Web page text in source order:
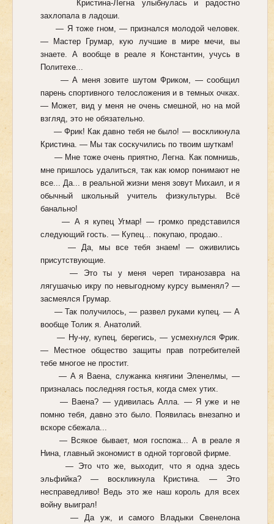
Кристина-Легна улыбнулась и радостно
захлопала в ладоши.
— Я тоже гном, — признался молодой человек.
— Мастер Грумар, кую лучшие в мире мечи, вы
знаете. А вообще в реале я Константин, учусь в
Политехе...
— А меня зовите шутом Фриком, — сообщил
парень спортивного телосложения и в темных очках.
— Может, вид у меня не очень смешной, но на мой
взгляд, это не обязательно.
— Фрик! Как давно тебя не было! — воскликнула
Кристина. — Мы так соскучились по твоим шуткам!
— Мне тоже очень приятно, Легна. Как помнишь,
мне пришлось удалиться, так как юмор понимают не
все... Да... в реальной жизни меня зовут Михаил, и я
обычный школьный учитель физкультуры. Всё
банально!
— А я купец Угмар! — громко представился
следующий гость. — Купец... покупаю, продаю..
— Да, мы все тебя знаем! — оживились
присутствующие.
— Это ты у меня череп тиранозавра на
лягушачью икру по невыгодному курсу выменял? —
засмеялся Грумар.
— Так получилось, — развел руками купец. — А
вообще Толик я. Анатолий.
— Ну-ну, купец, берегись, — усмехнулся Фрик.
— Местное общество защиты прав потребителей
тебе многое не простит.
— А я Ваена, служанка княгини Эленелмы, —
призналась последняя гостья, когда смех утих.
— Ваена? — удивилась Алла. — Я уже и не
помню тебя, давно это было. Появилась внезапно и
вскоре сбежала...
— Всякое бывает, моя госпожа... А в реале я
Нина, главный экономист в одной торговой фирме.
— Это что же, выходит, что я одна здесь
эльфийка? — воскликнула Кристина. — Это
несправедливо! Ведь это же наш король для всех
войну выиграл!
— Да уж, и самого Владыки Свенелона